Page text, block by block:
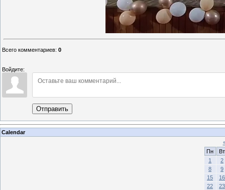
Всего комментариев: 0
Войдите:
Отправить
Calendar
Пн
Вт
1
2
8
9
15
16
22
23